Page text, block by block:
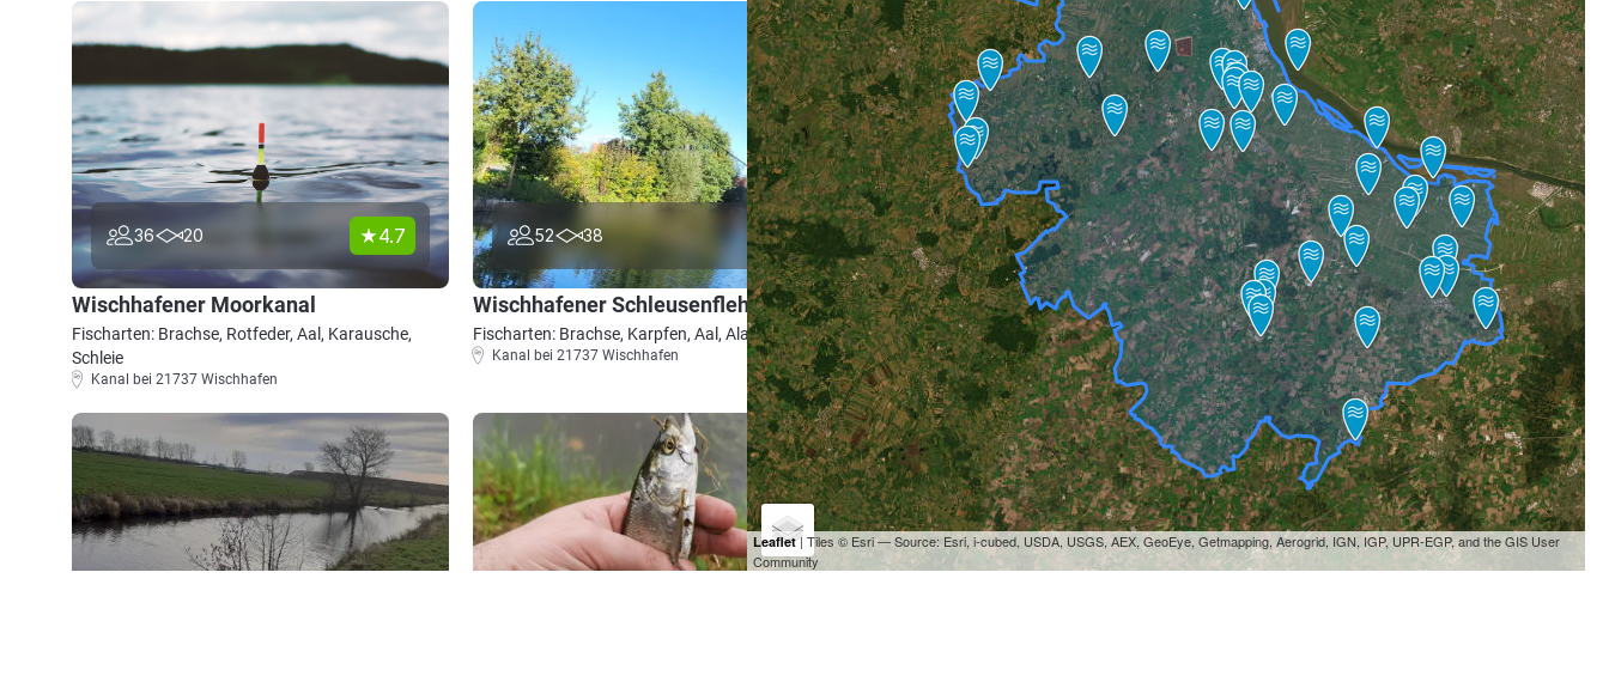
36 20 4.7
Wischhafener Moorkanal
Fischarten: Brachse, Rotfeder, Aal, Karausche,
Schleie
Kanal bei 21737 Wischhafen
52 38 4.5
Wischhafener Schleusenfleht
Fischarten: Brachse, Karpfen, Aal, Aland, Güster
Kanal bei 21737 Wischhafen
Leaflet| Tiles © Esri — Source: Esri, i-cubed, USDA, USGS, AEX, GeoEye, Getmapping, Aerogrid, IGN, IGP, UPR-EGP, and the GIS User
Community